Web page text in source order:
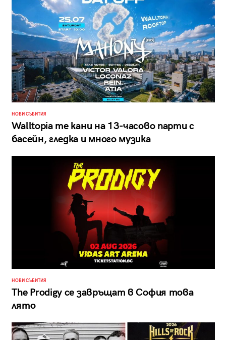
НОВИ СЪБИТИЯ
Walltopia те кани на 13-часово парти с
басейн, гледка и много музика
НОВИ СЪБИТИЯ
The Prodigy се завръщат в София това
лято